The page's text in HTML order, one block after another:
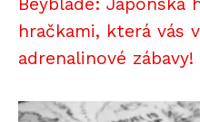
hračkami, která vás
adrenalinové zábavy!